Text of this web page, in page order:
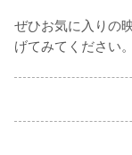
ぜひお気に入りの
げてみてください。